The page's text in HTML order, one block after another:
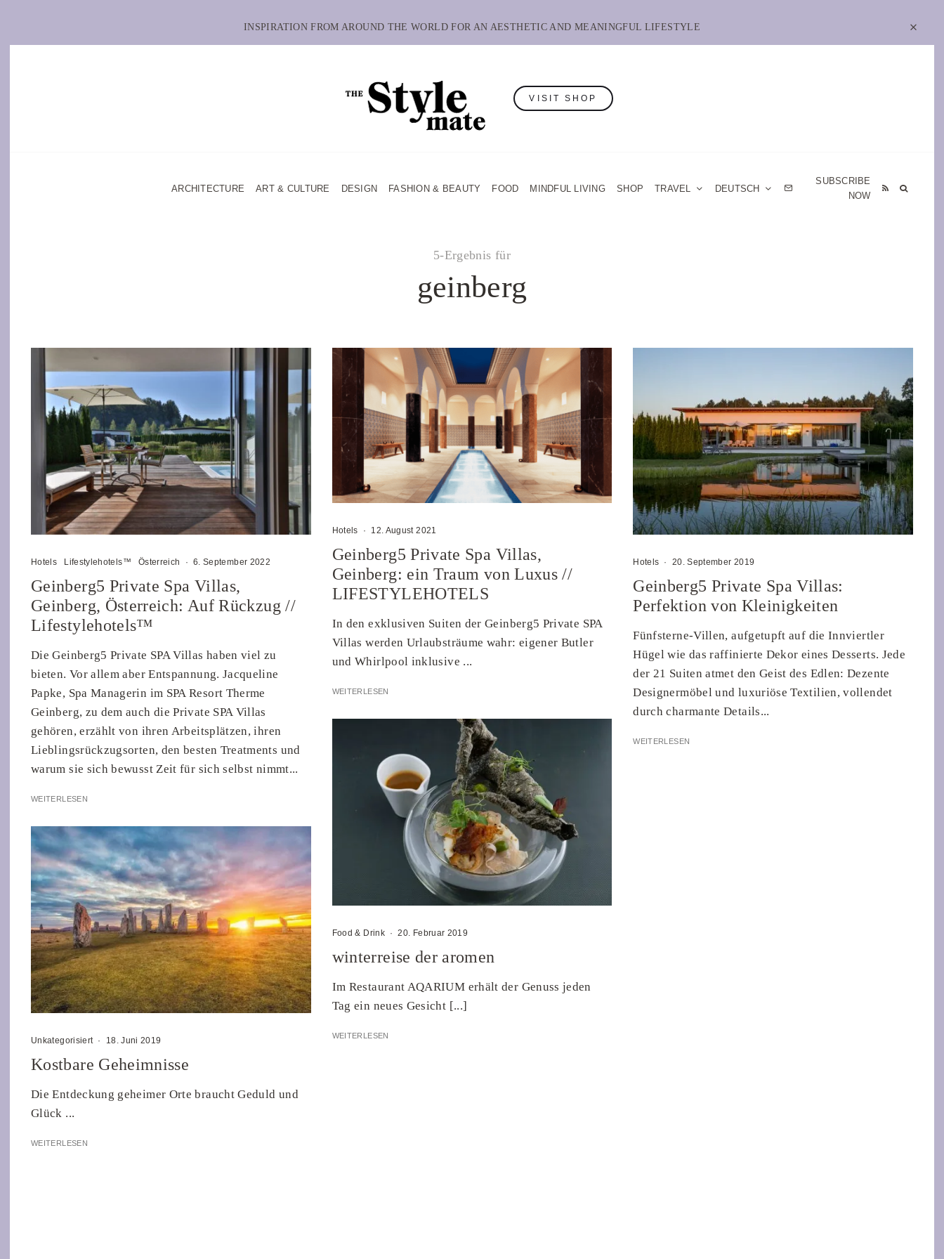
INSPIRATION FROM AROUND THE WORLD FOR AN AESTHETIC AND MEANINGFUL LIFESTYLE
VISIT SHOP
ARCHITECTURE ART & CULTURE DESIGN FASHION & BEAUTY FOOD MINDFUL LIVING SHOP TRAVEL DEUTSCH
SUBSCRIBE
NOW
5-Ergebnis für
geinberg
Hotels Lifestylehotels™ Österreich · 6. September 2022
Geinberg5 Private Spa Villas,
Geinberg, Österreich: Auf Rückzug //
Lifestylehotels™
Die Geinberg5 Private SPA Villas haben viel zu
bieten. Vor allem aber Entspannung. Jacqueline
Papke, Spa Managerin im SPA Resort Therme
Geinberg, zu dem auch die Private SPA Villas
gehören, erzählt von ihren Arbeitsplätzen, ihren
Lieblingsrückzugsorten, den besten Treatments und
warum sie sich bewusst Zeit für sich selbst nimmt...
WEITERLESEN
Unkategorisiert · 18. Juni 2019
Kostbare Geheimnisse
Die Entdeckung geheimer Orte braucht Geduld und
Glück ...
WEITERLESEN
Hotels · 12. August 2021
Geinberg5 Private Spa Villas,
Geinberg: ein Traum von Luxus //
LIFESTYLEHOTELS
In den exklusiven Suiten der Geinberg5 Private SPA
Villas werden Urlaubsträume wahr: eigener Butler
und Whirlpool inklusive ...
WEITERLESEN
Food & Drink · 20. Februar 2019
winterreise der aromen
Im Restaurant AQARIUM erhält der Genuss jeden
Tag ein neues Gesicht [...]
WEITERLESEN
Hotels · 20. September 2019
Geinberg5 Private Spa Villas:
Perfektion von Kleinigkeiten
Fünfsterne-Villen, aufgetupft auf die Innviertler
Hügel wie das raffinierte Dekor eines Desserts. Jede
der 21 Suiten atmet den Geist des Edlen: Dezente
Designermöbel und luxuriöse Textilien, vollendet
durch charmante Details...
WEITERLESEN